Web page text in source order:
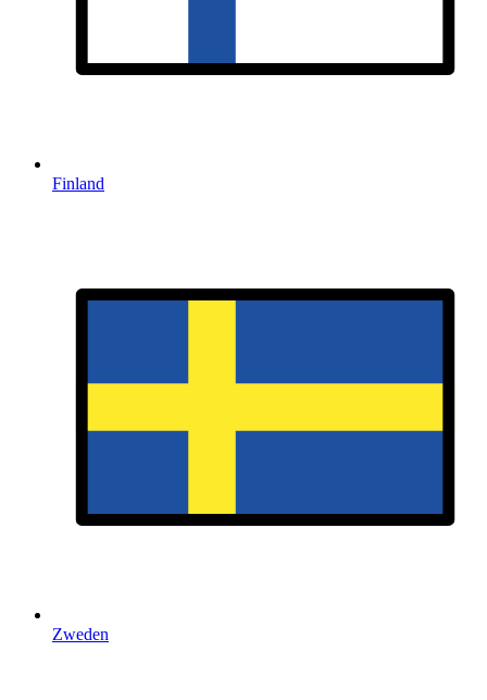
Finland
Zweden